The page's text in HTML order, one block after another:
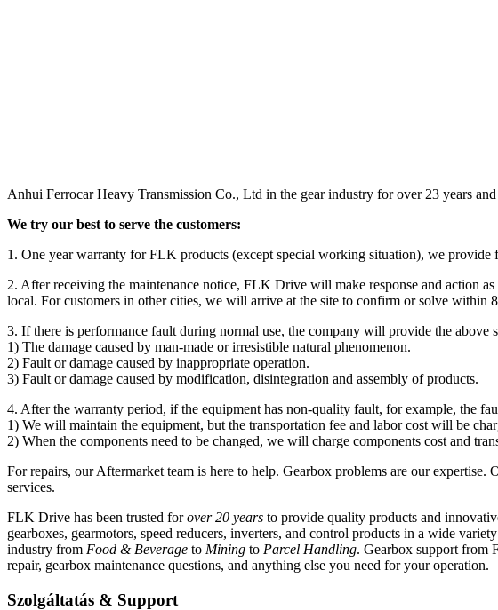
Anhui Ferrocar Heavy Transmission Co., Ltd in the gear industry for over 23 years
We try our best to serve the customers:
1. One year warranty for FLK products (except special working situation), we provide
2. After receiving the maintenance notice, FLK Drive will make response and action
local. For customers in other cities, we will arrive at the site to confirm or solve within
3. If there is performance fault during normal use, the company will provide the
1) The damage caused by man-made or irresistible natural phenomenon.
2) Fault or damage caused by inappropriate operation.
3) Fault or damage caused by modification, disintegration and assembly of products.
4. After the warranty period, if the equipment has non-quality fault, for example, the
1) We will maintain the equipment, but the transportation fee and labor cost will be
2) When the components need to be changed, we will charge components cost and
For repairs, our Aftermarket team is here to help. Gearbox problems are our
services.
FLK Drive has been trusted for over 20 years to provide quality products and
gearboxes, gearmotors, speed reducers, inverters, and control products in a wide
industry from Food & Beverage to Mining to Parcel Handling. Gearbox support from
repair, gearbox maintenance questions, and anything else you need for your operation.
Szolgáltatás & Support